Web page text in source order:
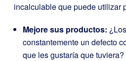
incalculable que puede utilizar
Mejore sus productos:
constantemente un defecto
que les gustaría que tuviera?